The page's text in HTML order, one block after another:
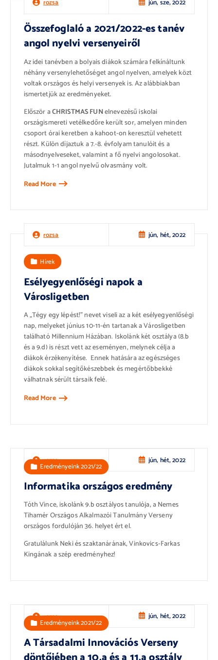
rozsa jún, sze, 2022
Összefoglaló a 2021/2022-es tanév
angol nyelvi versenyeiről
Az idei tanévben a bolyais diákok számára felkínáltunk
néhány versenylehetőséget angol nyelven, amelyek közt
voltak országos és helyi versenyek is. Az alábbiakban
ismertetjük az eredményeket.
Először aCHRISTMAS FUNelnevezésű iskolai
országismereti vetélkedőre került sor, amelyen minden
csoport órai keretben a kahoot-on keresztül vehetett
részt. Külön díjaztuk a 7.-8. évfolyam tanulóit és a
másodnyelveseket, valamint a fő nyelvi angolosokat.
Jutalmuk 1-1 angol nyelvű olvasmány volt.
Read More
rozsa jún, hét, 2022
Hírek
Esélyegyenlőségi napok a
Városligetben
A „Tégy egy lépést!” nevet viseli az a két esélyegyenlőségi
nap, melyeket június 10-11-én tartanak a Városligetben
található Millennium Házában. Iskolánk két osztálya (8.b
és a 9.d) is részt vett az eseményen, melynek célja a
diákok érzékenyítése. Ennek hatására az egészséges
diákok sokkal segítőkészebbek és megértőbbekké
válhatnak sérült társaik felé.
Read More
rozsa jún, hét, 2022
Eredményeink 2021/22
Informatika országos eredmény
Tóth Vince, iskolánk 9.b osztályos tanulója, a Nemes
Tihamér Országos Alkalmazói Tanulmány Verseny
országos fordulóján 36. helyet ért el.
Gratulálunk Neki és szaktanárának, Vinkovics-Farkas
Kingának a szép eredményhez!
rozsa jún, hét, 2022
Eredményeink 2021/22
A Társadalmi Innovációs Verseny